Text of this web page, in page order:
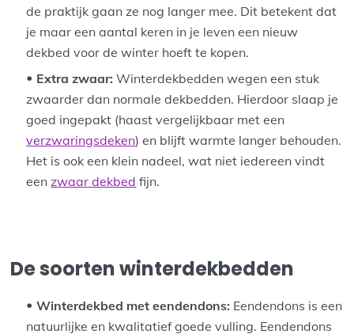
de praktijk gaan ze nog langer mee. Dit betekent dat
je maar een aantal keren in je leven een nieuw
dekbed voor de winter hoeft te kopen.
Extra zwaar: Winterdekbedden wegen een stuk
zwaarder dan normale dekbedden. Hierdoor slaap je
goed ingepakt (haast vergelijkbaar met een
verzwaringsdeken) en blijft warmte langer behouden.
Het is ook een klein nadeel, wat niet iedereen vindt
eenzwaar dekbed fijn.
De soorten winterdekbedden
Winterdekbed met eendendons: Eendendons is een
natuurlijke en kwalitatief goede vulling. Eendendons